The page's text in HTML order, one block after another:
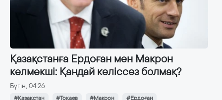
Қазақстанға Ердоған мен Макрон
келмекші: Қандай келіссөз болмақ?
Бүгін, 04:26
#Қазақстан #Тоқаев #Макрон #Ердоған